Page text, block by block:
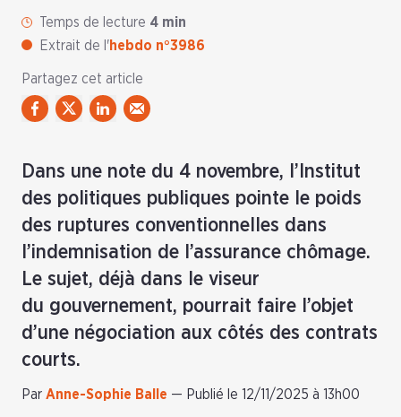
Temps de lecture 4 min
Extrait de l'hebdo n°3986
Partagez cet article
Dans une note du 4 novembre, l’Institut
des politiques publiques pointe le poids
des ruptures conventionnelles dans
l’indemnisation de l’assurance chômage.
Le sujet, déjà dans le viseur
du gouvernement, pourrait faire l’objet
d’une négociation aux côtés des contrats
courts.
Par Anne-Sophie Balle — Publié le 12/11/2025 à 13h00